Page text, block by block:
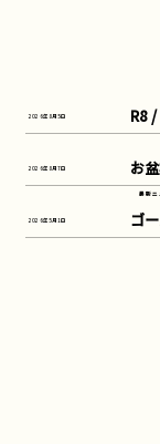
最新ニ
2026年8月5日 R8
2026年8月7日 お
2026年5月1日 ゴ